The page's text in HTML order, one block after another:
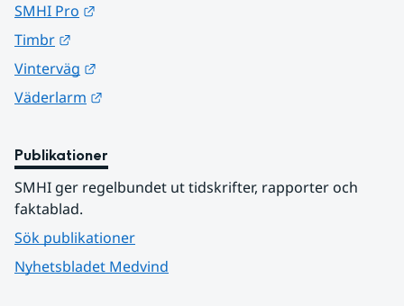
SMHI Pro
Timbr
Vinterväg
Väderlarm
Publikationer
SMHI ger regelbundet ut tidskrifter, rapporter och
faktablad.
Sök publikationer
Nyhetsbladet Medvind